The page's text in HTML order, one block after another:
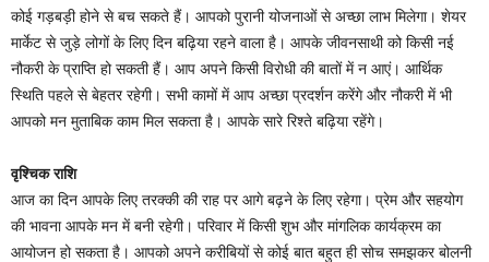
कोई गड़बड़ी होने से बच सकते हैं। आपको पुरानी योजनाओं से अच्छा लाभ मिलेगा। शेयर
मार्केट से जुड़े लोगों के लिए दिन बढ़िया रहने वाला है। आपके जीवनसाथी को किसी नई
नौकरी के प्राप्ति हो सकती हैं। आप अपने किसी विरोधी की बातों में न आएं। आर्थिक
स्थिति पहले से बेहतर रहेगी। सभी कामों में आप अच्छा प्रदर्शन करेंगे और नौकरी में भी
आपको मन मुताबिक काम मिल सकता है। आपके सारे रिश्ते बढ़िया रहेंगे।
वृश्चिक राशि
आज का दिन आपके लिए तरक्की की राह पर आगे बढ़ने के लिए रहेगा। प्रेम और सहयोग
की भावना आपके मन में बनी रहेगी। परिवार में किसी शुभ और मांगलिक कार्यक्रम का
आयोजन हो सकता है। आपको अपने करीबियों से कोई बात बहुत ही सोच समझकर बोलनी